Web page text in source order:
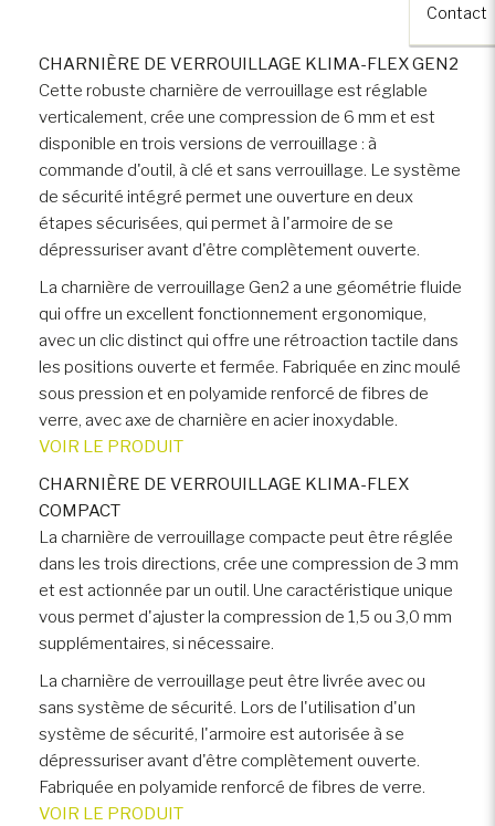
Contact
CHARNIÈRE DE VERROUILLAGE KLIMA-FLEX GEN2
Cette robuste charnière de verrouillage est réglable
verticalement, crée une compression de 6 mm et est
disponible en trois versions de verrouillage : à
commande d'outil, à clé et sans verrouillage. Le système
de sécurité intégré permet une ouverture en deux
étapes sécurisées, qui permet à l'armoire de se
dépressuriser avant d'être complètement ouverte.
La charnière de verrouillage Gen2 a une géométrie fluide
qui offre un excellent fonctionnement ergonomique,
avec un clic distinct qui offre une rétroaction tactile dans
les positions ouverte et fermée. Fabriquée en zinc moulé
sous pression et en polyamide renforcé de fibres de
verre, avec axe de charnière en acier inoxydable.
VOIR LE PRODUIT
CHARNIÈRE DE VERROUILLAGE KLIMA-FLEX
COMPACT
La charnière de verrouillage compacte peut être réglée
dans les trois directions, crée une compression de 3 mm
et est actionnée par un outil. Une caractéristique unique
vous permet d'ajuster la compression de 1,5 ou 3,0 mm
supplémentaires, si nécessaire.
La charnière de verrouillage peut être livrée avec ou
sans système de sécurité. Lors de l'utilisation d'un
système de sécurité, l'armoire est autorisée à se
dépressuriser avant d'être complètement ouverte.
Fabriquée en polyamide renforcé de fibres de verre.
VOIR LE PRODUIT